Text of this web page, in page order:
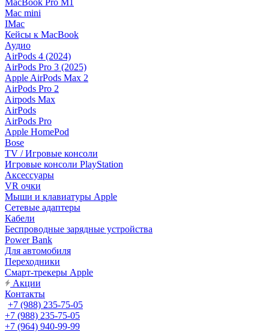
MacBook Pro M1
Mac mini
IMac
Кейсы к MacBook
Аудио
AirPods 4 (2024)
AirPods Pro 3 (2025)
Apple AirPods Max 2
AirPods Pro 2
Airpods Max
AirPods
AirPods Pro
Apple HomePod
Bose
TV / Игровые консоли
Игровые консоли PlayStation
Аксессуары
VR очки
Мыши и клавиатуры Apple
Сетевые адаптеры
Кабели
Беспроводные зарядные устройства
Power Bank
Для автомобиля
Переходники
Смарт-трекеры Apple
Акции
Контакты
+7 (988) 235-75-05
+7 (988) 235-75-05
+7 (964) 940-99-99